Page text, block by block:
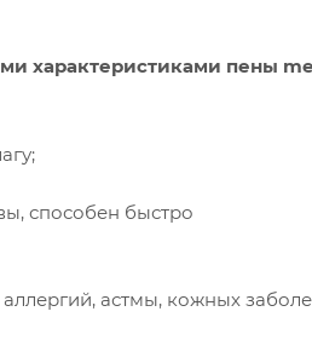
характеристиками пены
способен быстро
астмы, кожных